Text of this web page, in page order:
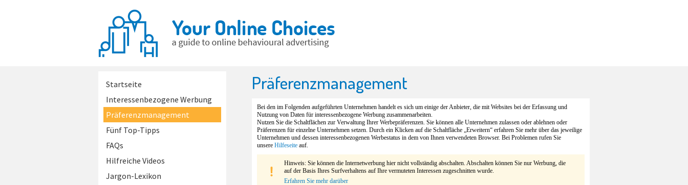
Startseite
Interessenbezogene Werbung
Präferenzmanagement
Fünf Top-Tipps
FAQs
Hilfreiche Videos
Jargon-Lexikon
Präferenzmanagement
Bei den im Folgenden aufgeführten Unternehmen handelt es sich um einige der Anbieter, die mit Websites bei der Erfassung und
Nutzung von Daten für interessenbezogene Werbung zusammenarbeiten.
Nutzen Sie die Schaltflächen zur Verwaltung Ihrer Werbepräferenzen. Sie können alle Unternehmen zulassen oder ablehnen oder
Präferenzen für einzelne Unternehmen setzen. Durch ein Klicken auf die Schaltfläche „Erweitern“ erfahren Sie mehr über das jeweilige
Unternehmen und dessen interessenbezogenen Werbestatus in dem von Ihnen verwendeten Browser. Bei Problemen rufen Sie
unsere Hilfeseite auf.
Hinweis: Sie können die Internetwerbung hier nicht vollständig abschalten. Abschalten können Sie nur Werbung, die
auf der Basis Ihres Surfverhaltens auf Ihre vermuteten Interessen zugeschnitten wurde.
Erfahren Sie mehr darüber